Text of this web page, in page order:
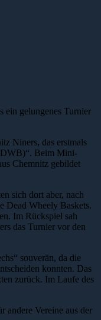
ein gelungenes Turnier
Niners, das erstmals
(DWB)“. Beim Mini-
Chemnitz gebildet
sich dort aber, nach
Dead Wheely Baskets.
Im Rückspiel sah
das Turnier vor den
souverän, da die
konnten. Das
zurück. Im Laufe des
andere Vereine aus der